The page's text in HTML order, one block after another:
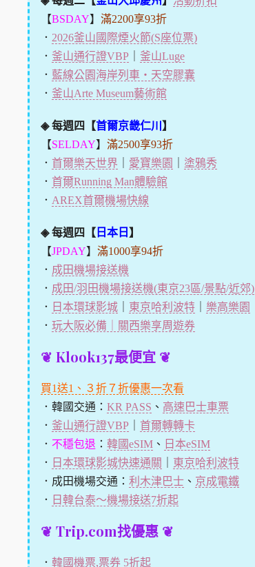
【BSDAY】 滿2200享93折
． 2026釜山國際煙火節(S座位票)
． 釜山通行證VBP｜ 釜山Luge
． 藍線公園海岸列車・天空膠囊
． 釜山Arte Museum藝術館
◈ 每週四【首爾京畿仁川 】
【SELDAY】 滿2500享93折
． 首爾樂天世界 愛寶樂園
塗鴉秀
． 首爾Running Man體驗館
． AREX首爾機場快線
◈ 每週四【 日本日 】
【JPDAY】 滿1000享94折
． 成田機場接送機
． 成田/羽田機場接送機(東京23區/景點/近郊)
． 日本環球影城｜ 東京哈利波特｜ 樂高樂園
． 玩大阪必備｜關西樂享周遊券
❦ Klook137最便宜 ❦
買1送1、３折７折優惠一次看
．韓國交通： KR PASS 、 高速巴士車票
． 釜山通行證VBP｜ 首爾轉轉卡
． 不穩包退 ： 韓國eSIM、 日本eSIM
． 日本環球影城快速通關
東京哈利波特
．成田機場交通： 利木津巴士、 京成電鐵
． 日韓台泰～機場接送7折起
❦ Trip.com找優惠 ❦
． 韓國機票,票券 5折起